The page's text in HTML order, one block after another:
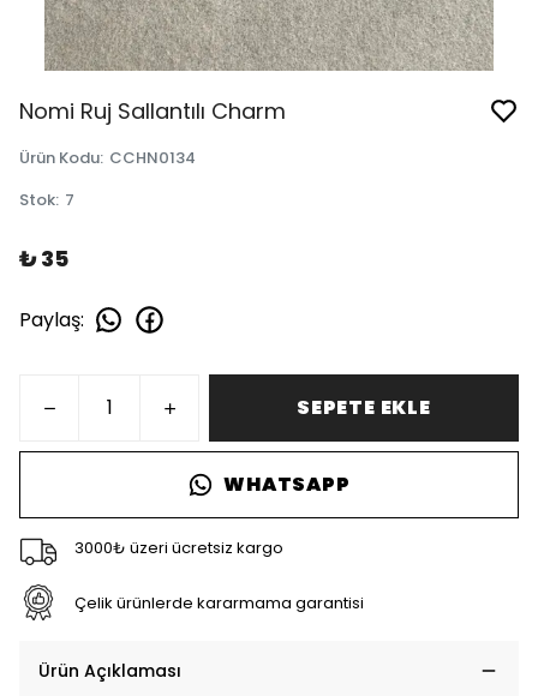
Nomi Ruj Sallantılı Charm
Ürün Kodu: CCHN0134
Stok: 7
₺ 35
Paylaş:
SEPETE EKLE
WHATSAPP
3000₺ üzeri ücretsiz kargo
Çelik ürünlerde kararmama garantisi
Ürün Açıklaması